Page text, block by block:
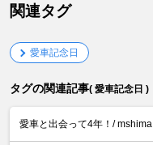
関連タグ
愛車記念日
タグの関連記事( 愛車記念日 )
愛車と出会って4年！/ mshima